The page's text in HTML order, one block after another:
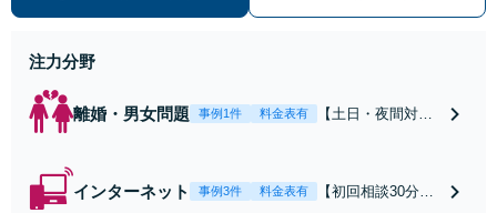
早期対応で駆けつけサポート【労
注力分野
離婚・男女問題 事例1件 料金表有
【土日・夜間対応
れたら、サインす
インターネット 事例3件 料金表有
【初回相談30分無